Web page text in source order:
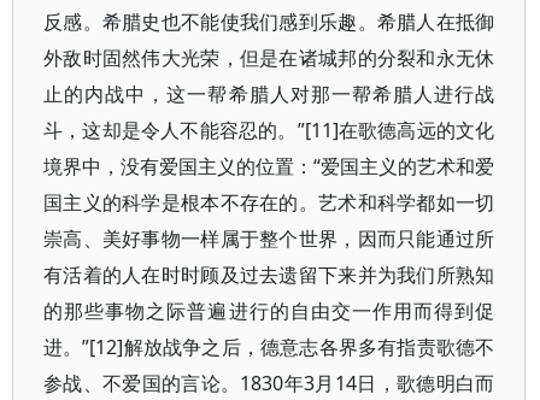
反感。希腊史也不能使我们感到乐趣。希腊人在抵御
外敌时固然伟大光荣，但是在诸城邦的分裂和永无休
止的内战中，这一帮希腊人对那一帮希腊人进行战
斗，这却是令人不能容忍的。”[11]在歌德高远的文化
境界中，没有爱国主义的位置：“爱国主义的艺术和爱
国主义的科学是根本不存在的。艺术和科学都如一切
崇高、美好事物一样属于整个世界，因而只能通过所
有活着的人在时时顾及过去遗留下来并为我们所熟知
的那些事物之际普遍进行的自由交一作用而得到促
进。”[12]解放战争之后，德意志各界多有指责歌德不
参战、不爱国的言论。1830年3月14日，歌德明白而